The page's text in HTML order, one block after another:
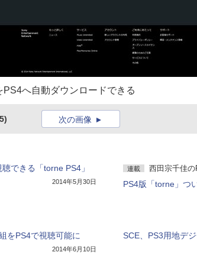
へ自動ダウンロードできる
次の画像
できる「torne PS4」
2014年5月30日
連載 西田宗千佳
PS4版「torne」つ
をPS4で視聴可能に
2014年6月10日
SCE、PS3用地デ